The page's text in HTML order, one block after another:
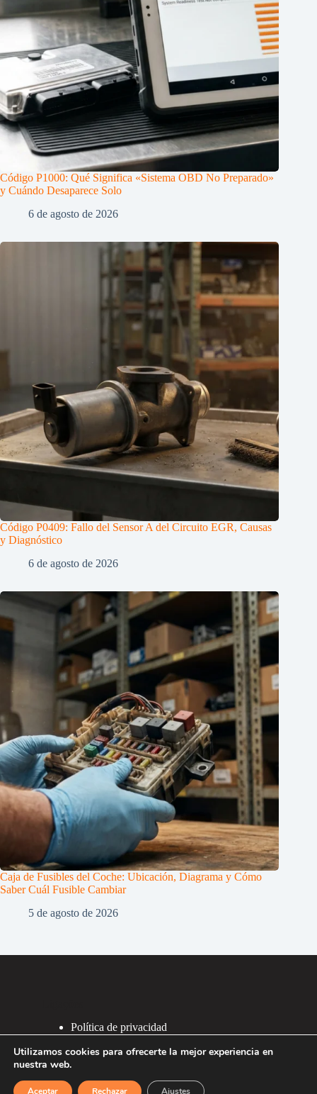
Código P1000: Qué Significa «Sistema OBD No Preparado»
y Cuándo Desaparece Solo
6 de agosto de 2026
Código P0409: Fallo del Sensor A del Circuito EGR, Causas
y Diagnóstico
6 de agosto de 2026
Caja de Fusibles del Coche: Ubicación, Diagrama y Cómo
Saber Cuál Fusible Cambiar
5 de agosto de 2026
Política de privacidad
2007 - 2026 ®
Recafacil S.L.
Utilizamos cookies para ofrecerte la mejor experiencia en
nuestra web.
Aceptar Rechazar Ajustes